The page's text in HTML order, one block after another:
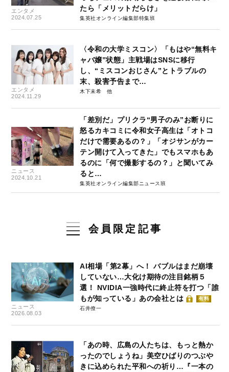
エンタメ
2024.07.25
たら「メリットだらけ」
集英社オンライン編集部特集班
エンタメ
2024.11.29
〈令和の大学ミスコン〉「もはや“無料キ
ャバ嬢”状態」主戦場はSNSに移行
し、“ミスコンおじさん”とトラブルの
末、殺害予告まで…
木下未希
ニュース
2024.10.21
「差別だ」プリクラ“男子のみ”お断りに
怒るカキコミに令和女子高生は「オトコ
だけで需要あるの？」「オジサンがカー
テン開けて入ってきた」でもスマホもあ
るのに「何で撮影するの？」と聞いてみ
ると…
集英社オンライン編集部ニュース班
会員限定記事
ニュース
2026.08.03
AI相場「第2幕」へ！ バブルはまだ崩壊
していない…大化け期待の注目銘柄５
選！ NVIDIA一強時代に終止符を打つ「誰
もが知っている」あの会社とは
有料
石井僚一
「あの時、広島の人たちは、もっと熱か
ったのでしょうね」美空ひばりのつぶや
きに込められた平和への祈り…『一本の